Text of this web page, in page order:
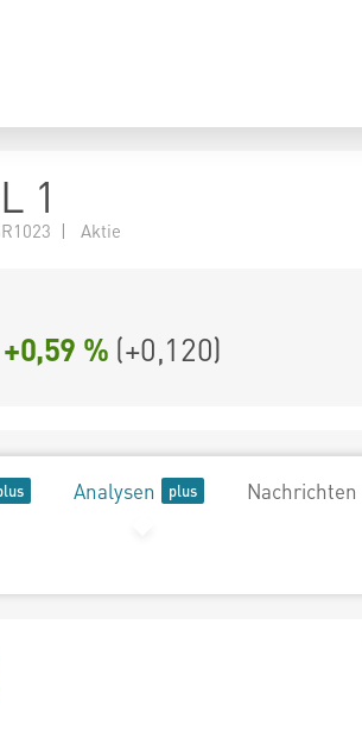
1
| Aktie
+0,59 % (+0,120)
Analysen Nachrichten